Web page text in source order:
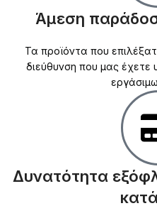
Άμεση
Τα προϊόντα που
διεύθυνση που μας έχετε
Δυνατότητα